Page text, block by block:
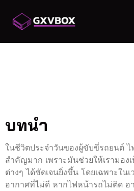
บทนำ
ในชีวิตประจำวันของผู้ขับขี่รถยนต์
สำคัญมาก เพราะมันช่วยให้เรามอ
ต่างๆ ได้ชัดเจนยิ่งขึ้น โดยเฉพาะใน
อากาศที่ไม่ดี หากไฟหน้ารถไม่ติด อ